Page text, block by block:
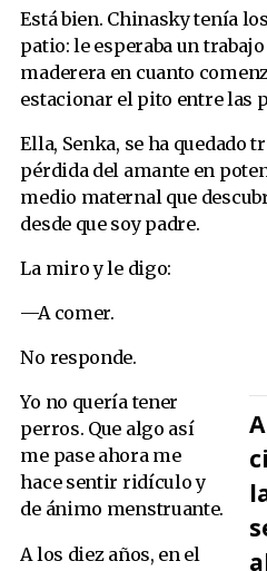
Está bien. Chinasky tenía
patio: le esperaba un
maderera en cuanto
estacionar el pito entre las
Ella, Senka, se ha quedado
pérdida del amante en
medio maternal que
desde que soy padre.
La miro y le digo:
—A comer.
No responde.
Yo no quería tener
perros. Que algo así
me pase ahora me
hace sentir ridículo y
de ánimo menstruante.
A los diez años, en el